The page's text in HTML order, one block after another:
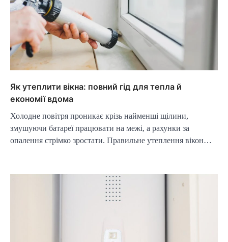
Як утеплити вікна: повний гід для тепла й
економії вдома
Холодне повітря проникає крізь найменші щілини,
змушуючи батареї працювати на межі, а рахунки за
опалення стрімко зростати. Правильне утеплення вікон…